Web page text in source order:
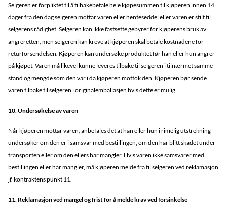
Selgeren er forpliktet til å tilbakebetale hele kjøpesummen til kjøperen innen 14
dager fra den dag selgeren mottar varen eller henteseddel eller varen er stilt til
selgerens rådighet. Selgeren kan ikke fastsette gebyrer for kjøperens bruk av
angreretten, men selgeren kan kreve at kjøperen skal betale kostnadene for
returforsendelsen. Kjøperen kan undersøke produktet før han eller hun angrer
på kjøpet. Varen må likevel kunne leveres tilbake til selgeren i tilnærmet samme
stand og mengde som den var i da kjøperen mottok den. Kjøperen bør sende
varen tilbake til selgeren i originalemballasjen hvis dette er mulig.
10. Undersøkelse av varen
Når kjøperen mottar varen, anbefales det at han eller hun i rimelig utstrekning
undersøker om den er i samsvar med bestillingen, om den har blitt skadet under
transporten eller om den ellers har mangler. Hvis varen ikke samsvarer med
bestillingen eller har mangler, må kjøperen melde fra til selgeren ved reklamasjon
jf. kontraktens punkt 11.
11. Reklamasjon ved mangel og frist for å melde krav ved forsinkelse